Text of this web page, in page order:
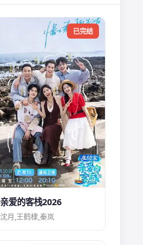
已完结
亲爱的客栈2026
沈月,王鹤棣,秦岚